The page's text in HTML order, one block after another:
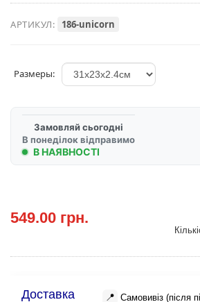
АРТИКУЛ: 186-unicorn
Размеры:
Замовляй сьогодні
В понеділок відправимо
В НАЯВНОСТІ
549.00 грн.
Доставка 📍 Самовивіз (після